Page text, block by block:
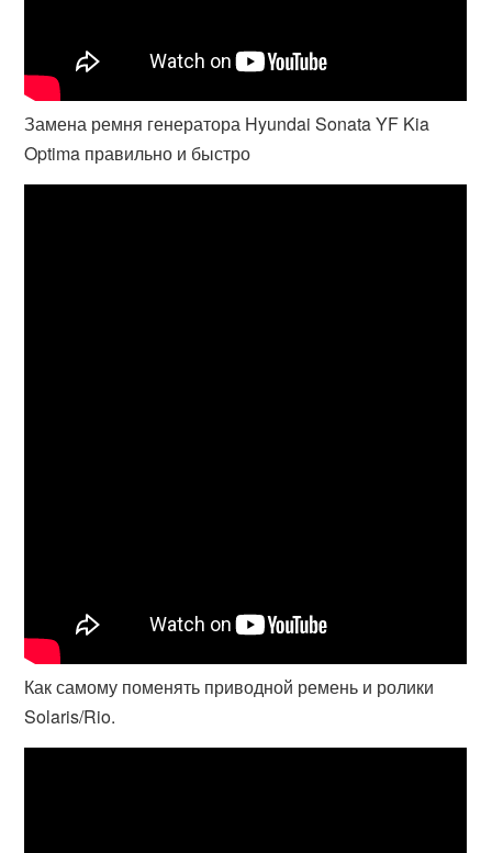
Замена ремня генератора Hyundai Sonata YF Kia
Optima правильно и быстро
Как самому поменять приводной ремень и ролики
Solaris/Rio.